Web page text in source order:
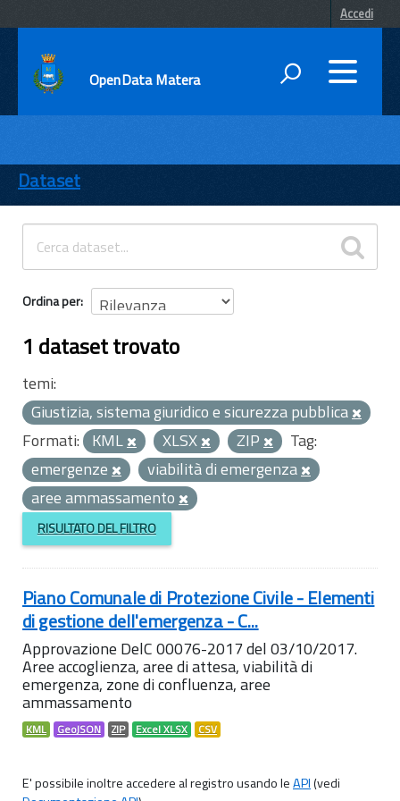
Accedi
OpenData Matera
ENTI
TEMI
INFORMAZIONI
Dataset
Ordina per
1 dataset trovato
temi:
Giustizia, sistema giuridico e sicurezza pubblica
Formati: KML XLSX ZIP
Tag:
emergenze
viabilità di emergenza
aree ammassamento
RISULTATO DEL FILTRO
Piano Comunale di Protezione Civile - Elementi
di gestione dell'emergenza - C...
Approvazione DelC 00076-2017 del 03/10/2017.
Aree accoglienza, aree di attesa, viabilità di
emergenza, zone di confluenza, aree
ammassamento
KML GeoJSON ZIP Excel XLSX CSV
E' possibile inoltre accedere al registro usando leAPI(vedi